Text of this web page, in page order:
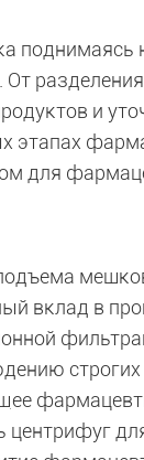
поднимаясь
и
этапах
для
вклад в
центрифуг